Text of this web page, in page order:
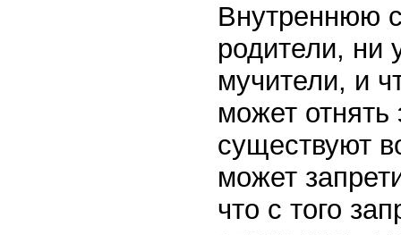
Внутреннюю
родители, ни
мучители, и
может
существуют
может
что с того